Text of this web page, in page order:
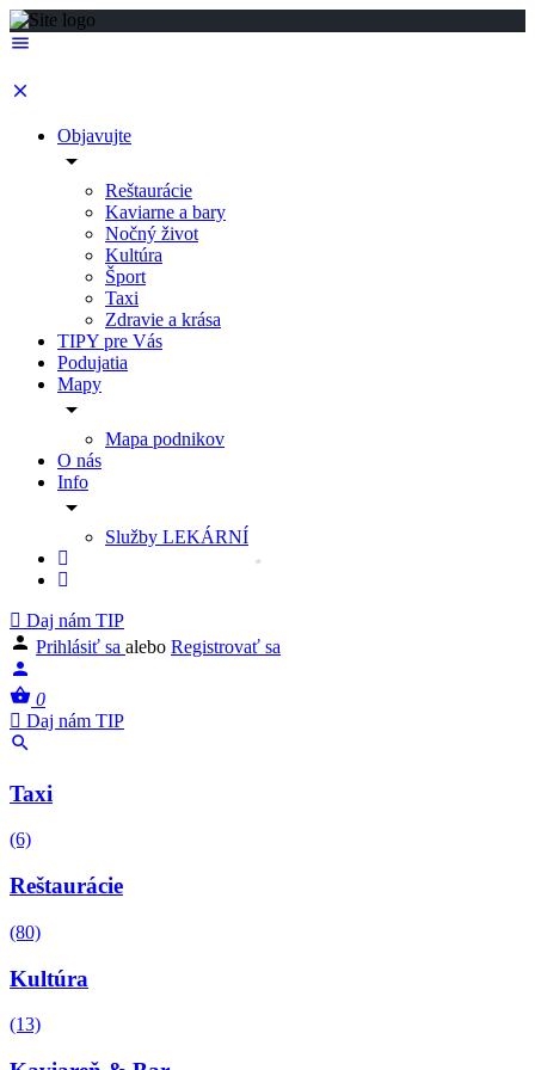
Objavujte
Reštaurácie
Kaviarne a bary
Nočný život
Kultúra
Šport
Taxi
Zdravie a krása
TIPY pre Vás
Podujatia
Mapy
Mapa podnikov
O nás
Info
Služby LEKÁRNÍ
Daj nám TIP
Prihlásiť sa alebo Registrovať sa
0
Daj nám TIP
Taxi
(6)
Reštaurácie
(80)
Kultúra
(13)